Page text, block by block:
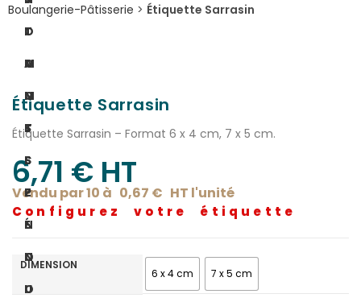
I
O
N
S
S
P
É
C
I
O
M
M
E
S
-
N
O
U
T
A
C
T
E
Z
-
N
O
Boulangerie-Pâtisserie > Étiquette Sarrasin
Étiquette Sarrasin
Étiquette Sarrasin – Format 6 x 4 cm, 7 x 5 cm.
6,71 € HT
Vendu par 10 à 0,67 € HT l'unité
Configurez votre étiquette
DIMENSION
6 x 4 cm 7 x 5 cm